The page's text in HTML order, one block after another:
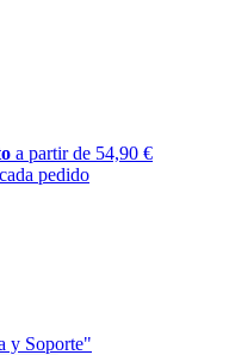
a partir de 54,90 €
pedido
y Soporte"